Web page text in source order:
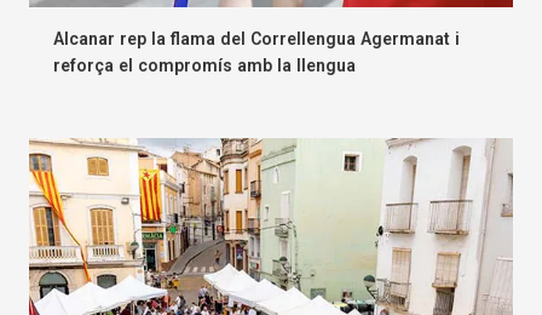
Alcanar rep la flama del Correllengua Agermanat i
reforça el compromís amb la llengua